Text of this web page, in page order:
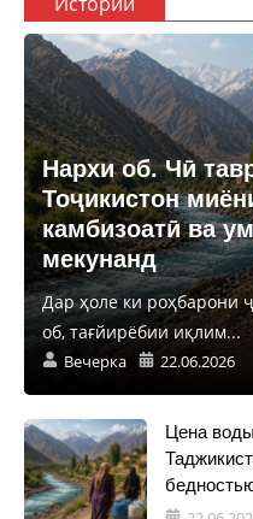
Нархи об. Чӣ
Тоҷикистон
камбизоатӣ ва
мекунанд
Дар ҳоле ки роҳбарони
об, тағйирёбии иқлим...
Вечерка 22.06.2026
Цена